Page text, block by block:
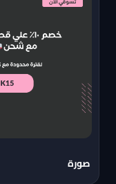
صورة